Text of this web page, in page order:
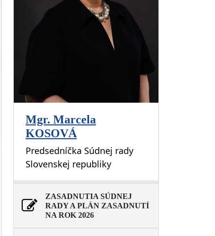
Mgr. Marcela
KOSOVÁ
Predsedníčka Súdnej rady
Slovenskej republiky
ZASADNUTIA SÚDNEJ
RADY A PLÁN ZASADNUTÍ
NA ROK 2026